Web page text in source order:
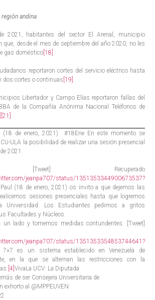
andina
2021, habitantes del sector El Arenal, municipio
que, desde el mes de septiembre del año 2020, no les
gas doméstico [18] .
reportaron cortes del servicio eléctrico hasta
dos cortes o continuas [19] .
Libertador y Campo Elías reportaron fallas del
de la Compañía Anónima Nacional Teléfonos de
[21] .
(18 de enero, 2021) #18Ene En este momento se
ULA la posibilidad de realizar una sesión presencial
2021.
[Tweet] Recuperado
jeanpa707/status/1351353344900673537?
Paul (18 de enero, 2021) os invito a que dejemos las
sesiones presenciales hasta que logremos
Universidad. Los Estudiantes pedimos a gritos
Facultades y Núcleos.
un lado y tomemos medidas contundentes. [Tweet]
jeanpa707/status/1351353354853744641?
7×7 es un sistema establecido en Venezuela de
en la que se alternan las restricciones con la
[4] VivaLa UCV: La Diputada
de ser Consejera Universitaria de
exhorto al @MPPEUVEN